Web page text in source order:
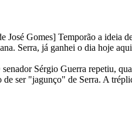
Gomes] Temporão a ideia
Serra, já ganhei o dia hoje
Sérgio Guerra repetiu,
ser "jagunço" de Serra. A